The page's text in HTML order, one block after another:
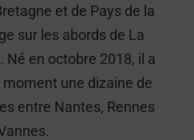
et de Pays de la
sur les abords de La
Né en octobre 2018, il a
une dizaine de
entre Nantes, Rennes